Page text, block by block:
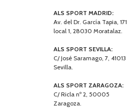
ALS SPORT MADRID:
Av. del Dr. García Tapia, 171,
local 1, 28030 Moratalaz.
ALS SPORT SEVILLA:
C/ José Saramago, 7, 41013
Sevilla.
ALS SPORT ZARAGOZA:
C/ Ricla nº 2, 50005
Zaragoza.